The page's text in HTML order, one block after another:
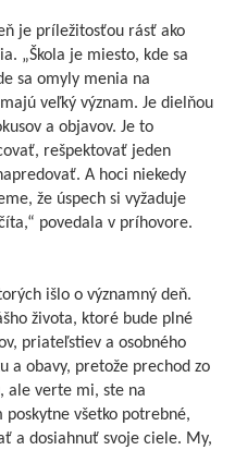
je príležitosťou rásť ako
„Škola je miesto, kde sa
sa omyly menia na
veľký význam. Je dielňou
a objavov. Je to
rešpektovať jeden
A hoci niekedy
že úspech si vyžaduje
povedala v príhovore.
išlo o významný deň.
života, ktoré bude plné
priateľstiev a osobného
a obavy, pretože prechod zo
ale verte mi, ste na
poskytne všetko potrebné,
a dosiahnuť svoje ciele. My,